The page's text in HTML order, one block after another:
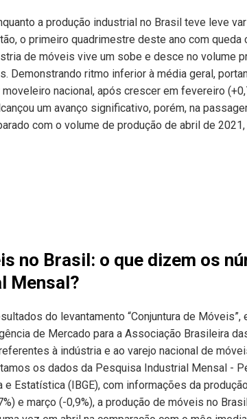
a produção industrial no Brasil teve leve
o primeiro quadrimestre deste ano com queda
de móveis vive um sobe e desce no volume
Demonstrando ritmo inferior à média geral,
nacional, após crescer em fevereiro
um avanço significativo, porém, na
com o volume de produção de abril de
no Brasil: o que dizem os
Mensal?
do levantamento “Conjuntura de Móveis”,
de Mercado para a Associação Brasileira
à indústria e ao varejo nacional de
os dados da Pesquisa Industrial Mensal -
Estatística (IBGE), com informações da
e março (-0,9%), a produção de móveis no